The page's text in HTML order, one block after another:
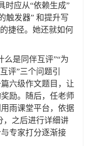
时应从“依赖生成”
触发器” 和提升写
捷径。她还就如何
么是同伴互评”“为
评”三个问题引
六级作文题目，让
励。随后，任老师
雨课堂平台，依据
，之后进行详细讲
专家打分逐渐接